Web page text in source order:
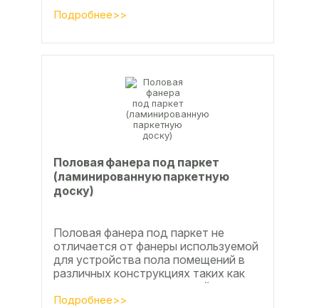
технологии производства клееной...
Подробнее>>
Половая фанера под паркет
(ламинированную паркетную
доску)
Половая фанера под паркет не
отличается от фанеры используемой
для устройства пола помещений в
различных конструкциях таких как
ламинат из ламинированной
паркетной доски, а так же...
Подробнее>>